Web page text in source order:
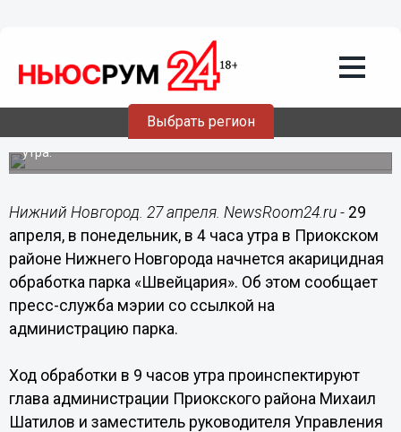
Выбрать регион
27.04.201909:00
Парк «Швейцария» в Нижнем
Новгороде обработают от клещей
Акарицидная обработка состоится 29 апреля в 4 часа
утра.
Нижний Новгород. 27 апреля. NewsRoom24.ru - 29
апреля, в понедельник, в 4 часа утра в Приокском
районе Нижнего Новгорода начнется акарицидная
обработка парка «Швейцария». Об этом сообщает
пресс-служба мэрии со ссылкой на
администрацию парка.
Ход обработки в 9 часов утра проинспектируют
глава администрации Приокского района Михаил
Шатилов и заместитель руководителя Управления